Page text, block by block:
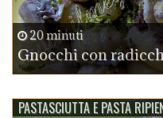
20 minuti
Gnocchi con
PASTASCIUTTA E PASTA